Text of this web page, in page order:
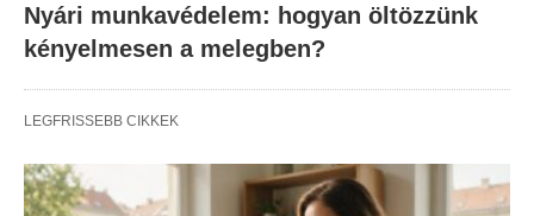
Nyári munkavédelem: hogyan öltözzünk
kényelmesen a melegben?
LEGFRISSEBB CIKKEK